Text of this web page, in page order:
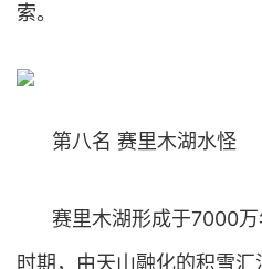
索。
第八名 赛里木湖水怪
赛里木湖形成于7000
时期，由天山融化的积雪汇